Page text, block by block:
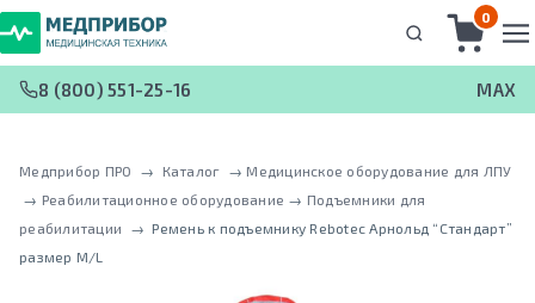
0
8 (800) 551-25-16 MAX
Медприбор ПРО → Каталог → Медицинское оборудование для ЛПУ
→ Реабилитационное оборудование → Подъемники для
реабилитации
→ Ремень к подъемнику Rebotec Арнольд “Стандарт”
размер М/L